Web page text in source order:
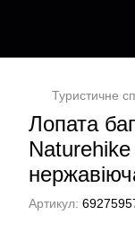
Туристичне
Лопата
Артикул: